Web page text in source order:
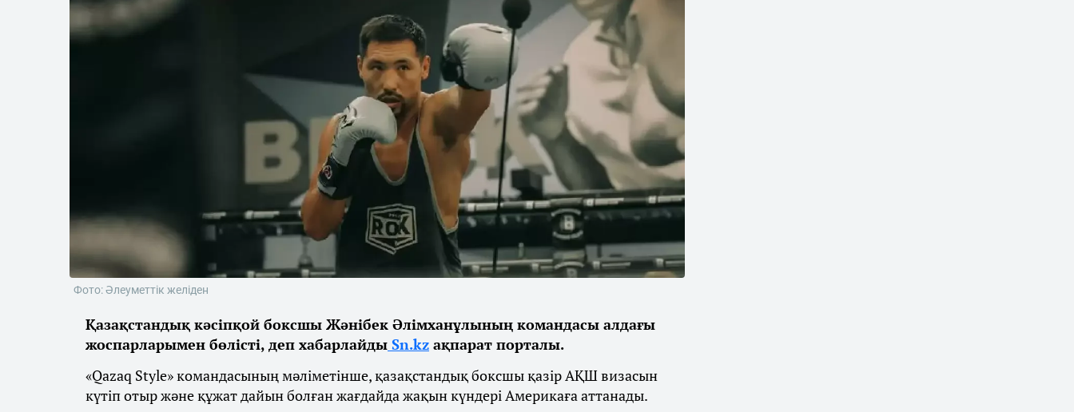
Фото: Әлеуметтік желіден
Қазақстандық кәсіпқой боксшы Жәнібек Әлімханұлының командасы алдағы
жоспарларымен бөлісті, деп хабарлайды Sn.kz ақпарат порталы.
«Qazaq Style» командасының мәліметінше, қазақстандық боксшы қазір АҚШ визасын
күтіп отыр және құжат дайын болған жағдайда жақын күндері Америкаға аттанады.